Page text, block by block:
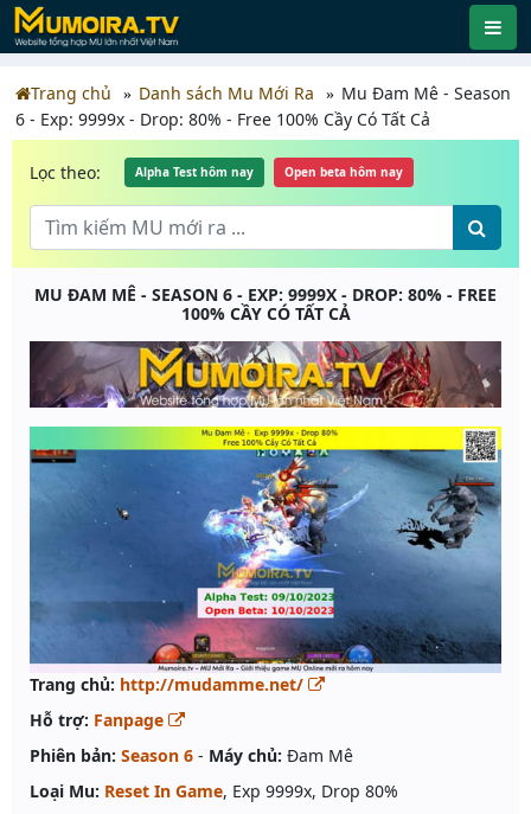
Trang chủ Danh sách Mu Mới Ra
Mu Đam Mê - Season
6 - Exp: 9999x - Drop: 80% - Free 100% Cầy Có Tất Cả
Lọc theo: Alpha Test hôm nay Open beta hôm nay
MU ĐAM MÊ - SEASON 6 - EXP: 9999X - DROP: 80% - FREE
100% CẦY CÓ TẤT CẢ
Trang chủ: http://mudamme.net/
Hỗ trợ: Fanpage
Phiên bản: Season 6 - Máy chủ: Đam Mê
Loại Mu: Reset In Game, Exp 9999x, Drop 80%